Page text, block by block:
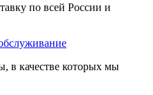
по всей России и
в качестве которых мы